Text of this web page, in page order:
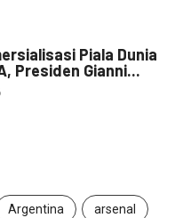
Piala Dunia
Presiden Gianni...
Argentina arsenal